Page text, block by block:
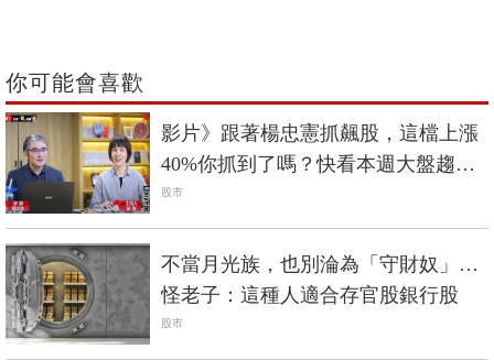
你可能會喜歡
影片》跟著楊忠憲抓飆股，這檔上漲
40%你抓到了嗎？快看本週大盤趨
勢！
股市
不當月光族，也別淪為「守財奴」…
怪老子：這種人適合存官股銀行股
股市